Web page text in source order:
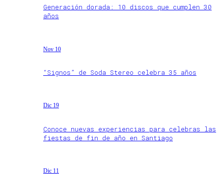
Generación dorada: 10 discos que cumplen 30
años
Nov 10
“Signos” de Soda Stereo celebra 35 años
Dic 19
Conoce nuevas experiencias para celebras las
fiestas de fin de año en Santiago
Dic 11